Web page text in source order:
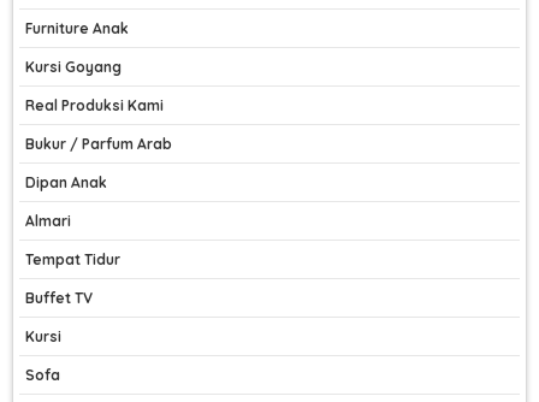
Furniture Anak
Kursi Goyang
Real Produksi Kami
Bukur / Parfum Arab
Dipan Anak
Almari
Tempat Tidur
Buffet TV
Kursi
Sofa